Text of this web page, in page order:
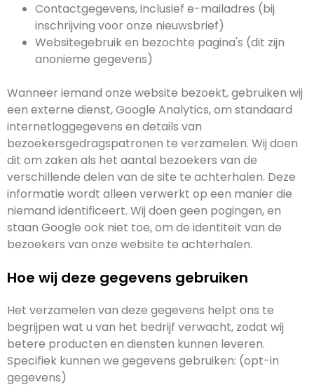
Contactgegevens, inclusief e-mailadres (bij
inschrijving voor onze nieuwsbrief)
Websitegebruik en bezochte pagina's (dit zijn
anonieme gegevens)
Wanneer iemand onze website bezoekt, gebruiken wij
een externe dienst, Google Analytics, om standaard
internetloggegevens en details van
bezoekersgedragspatronen te verzamelen. Wij doen
dit om zaken als het aantal bezoekers van de
verschillende delen van de site te achterhalen. Deze
informatie wordt alleen verwerkt op een manier die
niemand identificeert. Wij doen geen pogingen, en
staan Google ook niet toe, om de identiteit van de
bezoekers van onze website te achterhalen.
Hoe wij deze gegevens gebruiken
Het verzamelen van deze gegevens helpt ons te
begrijpen wat u van het bedrijf verwacht, zodat wij
betere producten en diensten kunnen leveren.
Specifiek kunnen we gegevens gebruiken: (opt-in
gegevens)